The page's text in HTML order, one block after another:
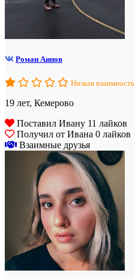
Роман Аипов
Низкая взаимность
19 лет, Кемерово
Поставил Ивану 11 лайков
Получил от Ивана 0 лайков
Взаимные друзья